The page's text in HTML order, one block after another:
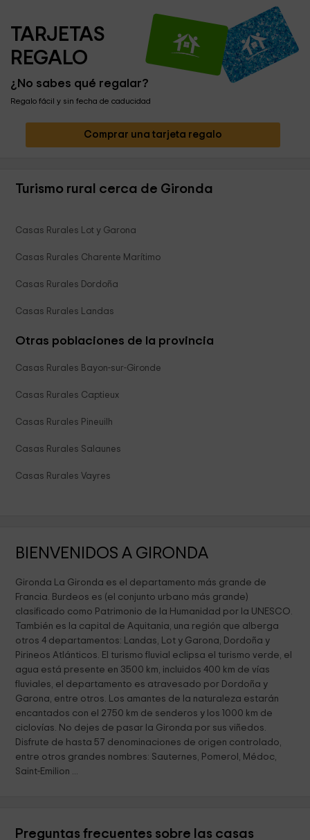
TARJETAS
REGALO
¿No sabes qué regalar?
Regalo fácil y sin fecha de caducidad
Comprar una tarjeta regalo
Turismo rural cerca de Gironda
Casas Rurales Lot y Garona
Casas Rurales Charente Marítimo
Casas Rurales Dordoña
Casas Rurales Landas
Otras poblaciones de la provincia
Casas Rurales Bayon-sur-Gironde
Casas Rurales Captieux
Casas Rurales Pineuilh
Casas Rurales Salaunes
Casas Rurales Vayres
BIENVENIDOS A GIRONDA
Gironda La Gironda es el departamento más grande de
Francia. Burdeos es (el conjunto urbano más grande)
clasificado como Patrimonio de la Humanidad por la UNESCO.
También es la capital de Aquitania, una región que alberga
otros 4 departamentos: Landas, Lot y Garona, Dordoña y
Pirineos Atlánticos. El turismo fluvial eclipsa el turismo verde, el
agua está presente en 3500 km, incluidos 400 km de vías
fluviales, el departamento es atravesado por Dordoña y
Garona, entre otros. Los amantes de la naturaleza estarán
encantados con el 2750 km de senderos y los 1000 km de
ciclovías. No dejes de pasar la Gironda por sus viñedos.
Disfrute de hasta 57 denominaciones de origen controlado,
entre otros grandes nombres: Sauternes, Pomerol, Médoc,
Saint-Emilion ...
Preguntas frecuentes sobre las casas